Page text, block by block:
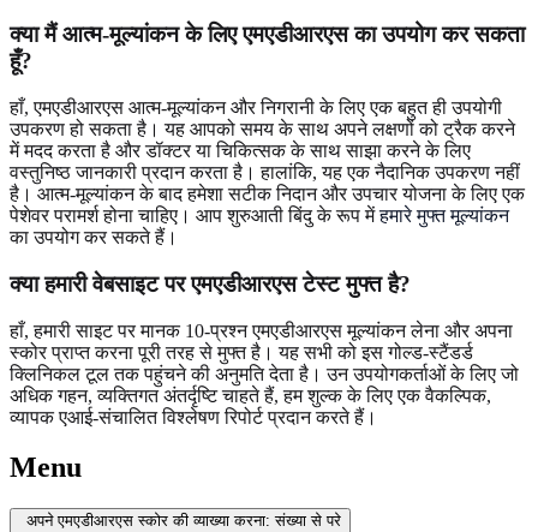
क्या मैं आत्म-मूल्यांकन के लिए एमएडीआरएस का उपयोग कर सकता
हूँ?
हाँ, एमएडीआरएस आत्म-मूल्यांकन और निगरानी के लिए एक बहुत ही उपयोगी
उपकरण हो सकता है। यह आपको समय के साथ अपने लक्षणों को ट्रैक करने
में मदद करता है और डॉक्टर या चिकित्सक के साथ साझा करने के लिए
वस्तुनिष्ठ जानकारी प्रदान करता है। हालांकि, यह एक नैदानिक ​​उपकरण नहीं
है। आत्म-मूल्यांकन के बाद हमेशा सटीक निदान और उपचार योजना के लिए एक
पेशेवर परामर्श होना चाहिए। आप शुरुआती बिंदु के रूप मेंहमारे मुफ्त मूल्यांकन
का उपयोग कर सकते हैं।
क्या हमारी वेबसाइट पर एमएडीआरएस टेस्ट मुफ्त है?
हाँ, हमारी साइट पर मानक 10-प्रश्न एमएडीआरएस मूल्यांकन लेना और अपना
स्कोर प्राप्त करना पूरी तरह से मुफ्त है। यह सभी को इस गोल्ड-स्टैंडर्ड
क्लिनिकल टूल तक पहुंचने की अनुमति देता है। उन उपयोगकर्ताओं के लिए जो
अधिक गहन, व्यक्तिगत अंतर्दृष्टि चाहते हैं, हम शुल्क के लिए एक वैकल्पिक,
व्यापक एआई-संचालित विश्लेषण रिपोर्ट प्रदान करते हैं।
Menu
अपने एमएडीआरएस स्कोर की व्याख्या करना: संख्या से परे